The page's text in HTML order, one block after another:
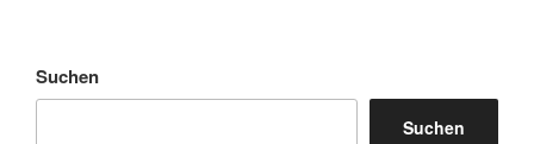
Suchen
Suchen